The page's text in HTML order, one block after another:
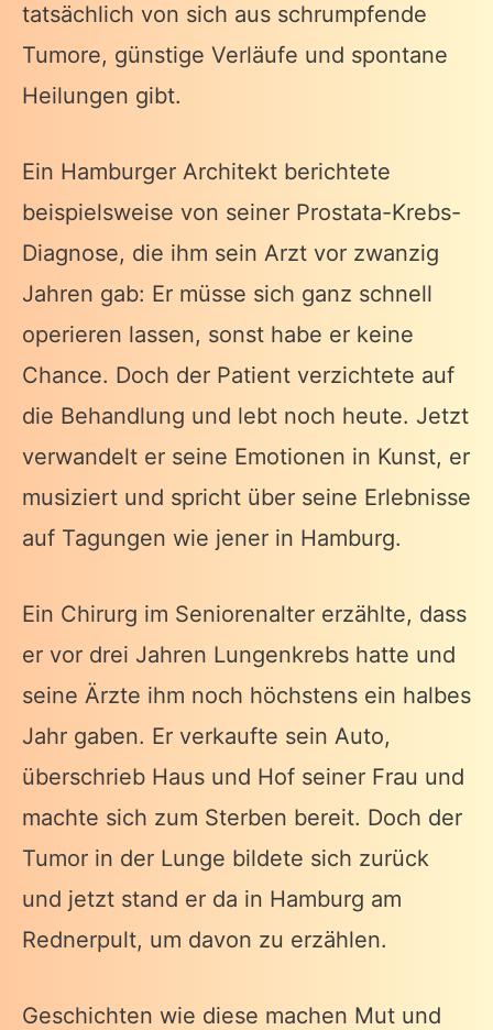
tatsächlich von sich aus schrumpfende
Tumore, günstige Verläufe und spontane
Heilungen gibt.
Ein Hamburger Architekt berichtete
beispielsweise von seiner Prostata-Krebs-
Diagnose, die ihm sein Arzt vor zwanzig
Jahren gab: Er müsse sich ganz schnell
operieren lassen, sonst habe er keine
Chance. Doch der Patient verzichtete auf
die Behandlung und lebt noch heute. Jetzt
verwandelt er seine Emotionen in Kunst, er
musiziert und spricht über seine Erlebnisse
auf Tagungen wie jener in Hamburg.
Ein Chirurg im Seniorenalter erzählte, dass
er vor drei Jahren Lungenkrebs hatte und
seine Ärzte ihm noch höchstens ein halbes
Jahr gaben. Er verkaufte sein Auto,
überschrieb Haus und Hof seiner Frau und
machte sich zum Sterben bereit. Doch der
Tumor in der Lunge bildete sich zurück
und jetzt stand er da in Hamburg am
Rednerpult, um davon zu erzählen.
Geschichten wie diese machen Mut und